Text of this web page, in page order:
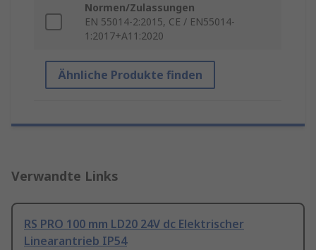
Normen/Zulassungen
EN 55014-2:2015, CE / EN55014-
1:2017+A11:2020
Ähnliche Produkte finden
Verwandte Links
RS PRO 100 mm LD20 24V dc Elektrischer
Linearantrieb IP54